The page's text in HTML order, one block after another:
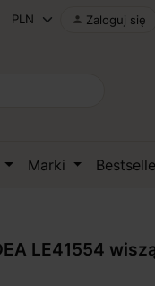
 Zaloguj się
Marki
LE41554